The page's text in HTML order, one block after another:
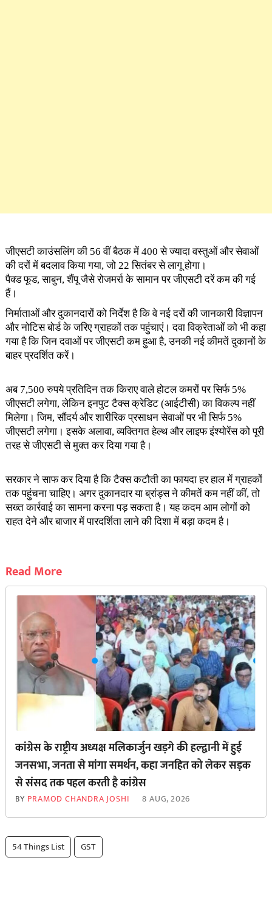
जीएसटी काउंसलिंग की 56 वीं बैठक में 400 से ज्यादा वस्तुओं और सेवाओं
की दरों में बदलाव किया गया, जो 22 सितंबर से लागू होगा।
पैक्ड फूड, साबुन, शैंपू जैसे रोजमर्रा के सामान पर जीएसटी दरें कम की गई
हैं।
निर्माताओं और दुकानदारों को निर्देश है कि वे नई दरों की जानकारी विज्ञापन
और नोटिस बोर्ड के जरिए ग्राहकों तक पहुंचाएं। दवा विक्रेताओं को भी कहा
गया है कि जिन दवाओं पर जीएसटी कम हुआ है, उनकी नई कीमतें दुकानों के
बाहर प्रदर्शित करें।
अब 7,500 रुपये प्रतिदिन तक किराए वाले होटल कमरों पर सिर्फ 5%
जीएसटी लगेगा, लेकिन इनपुट टैक्स क्रेडिट (आईटीसी) का विकल्प नहीं
मिलेगा। जिम, सौंदर्य और शारीरिक प्रसाधन सेवाओं पर भी सिर्फ 5%
जीएसटी लगेगा। इसके अलावा, व्यक्तिगत हेल्थ और लाइफ इंश्योरेंस को पूरी
तरह से जीएसटी से मुक्त कर दिया गया है।
सरकार ने साफ कर दिया है कि टैक्स कटौती का फायदा हर हाल में ग्राहकों
तक पहुंचना चाहिए। अगर दुकानदार या ब्रांड्स ने कीमतें कम नहीं कीं, तो
सख्त कार्रवाई का सामना करना पड़ सकता है। यह कदम आम लोगों को
राहत देने और बाजार में पारदर्शिता लाने की दिशा में बड़ा कदम है।
Read More
कांग्रेस के राष्ट्रीय अध्यक्ष मलिकार्जुन खड़गे की हल्द्वानी में हुई
जनसभा, जनता से मांगा समर्थन, कहा जनहित को लेकर सड़क
से ‌संसद तक पहल करती है कांग्रेस
BY PRAMOD CHANDRA JOSHI 8 AUG, 2026
54 Things List GST